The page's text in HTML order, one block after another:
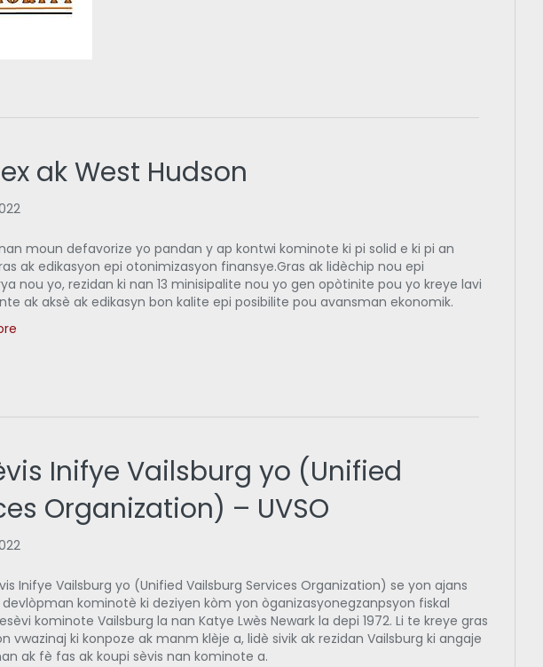
ak West Hudson
moun defavorize yo pandan y ap kontwi kominote ki pi solid e ki pi an
ak edikasyon epi otonimizasyon finansye.Gras ak lidèchip nou epi
nou yo, rezidan ki nan 13 minisipalite nou yo gen opòtinite pou yo kreye lavi
ak aksè ak edikasyn bon kalite epi posibilite pou avansman ekonomik.
Inifye Vailsburg yo (Unified
Organization) – UVSO
Inifye Vailsburg yo (Unified Vailsburg Services Organization) se yon ajans
kominotè ki deziyen kòm yon òganizasyonegzanpsyon fiskal
kominote Vailsburg la nan Katye Lwès Newark la depi 1972. Li te kreye gras
vwazinaj ki konpoze ak manm klèje a, lidè sivik ak rezidan Vailsburg ki angaje
ak fè fas ak koupi sèvis nan kominote a.